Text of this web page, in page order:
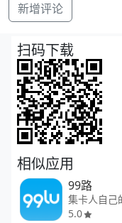
新增评论
扫码下载
相似应用
99路
5.0